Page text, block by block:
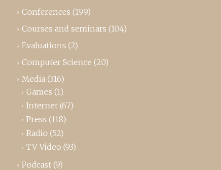
Conferences (199)
Courses and seminars (104)
Evaluations (2)
Computer Science (20)
Media (316)
Games (1)
Internet (67)
Press (118)
Radio (52)
TV-Video (93)
Podcast (9)